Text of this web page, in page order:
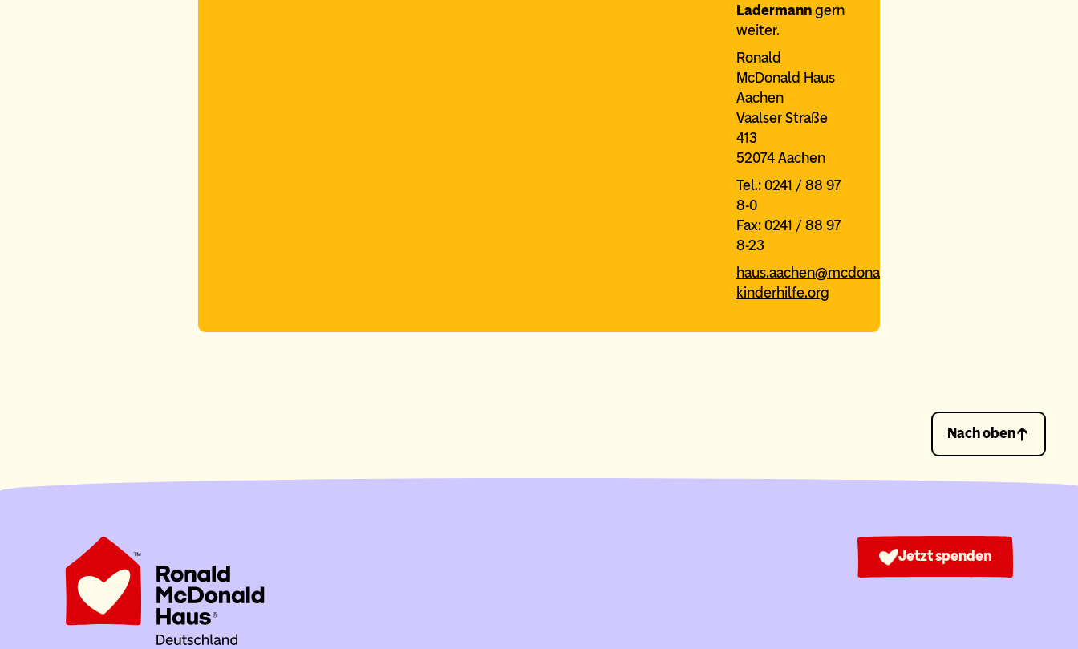
Ladermanngern
weiter.
Ronald
McDonald Haus
Aachen
Vaalser Straße
413
52074 Aachen
Tel.: 0241 / 88 97
8-0
Fax: 0241 / 88 97
8-23
haus.aachen@mcdonalds-
kinderhilfe.org
Nach oben
Jetzt spenden